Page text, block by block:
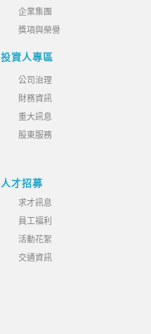
企業集團
獎項與榮譽
投資人專區
公司治理
財務資訊
重大訊息
股東服務
人才招募
求才訊息
員工福利
活動花絮
交通資訊